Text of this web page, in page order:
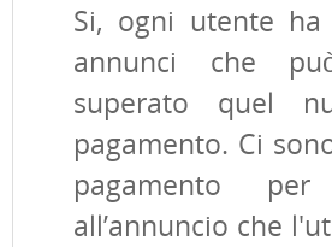
Si, ogni utente
annunci che
superato quel
pagamento. Ci
pagamento
all’annuncio che